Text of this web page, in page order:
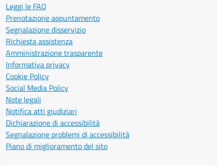
Leggi le FAQ
Prenotazione appuntamento
Segnalazione disservizio
Richiesta assistenza
Amministrazione trasparente
Informativa privacy
Cookie Policy
Social Media Policy
Note legali
Notifica atti giudiziari
Dichiarazione di accessibilità
Segnalazione problemi di accessibilità
Piano di miglioramento del sito